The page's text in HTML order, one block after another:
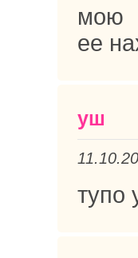
мою
ее
уш
тупо